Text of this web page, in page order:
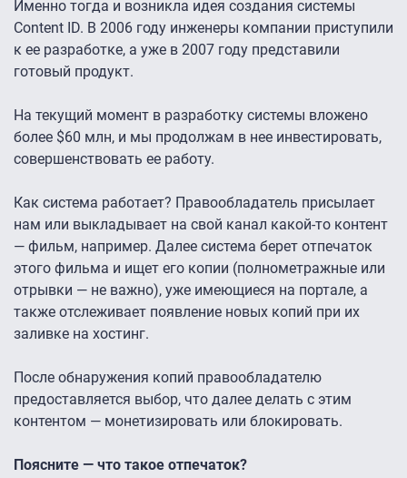
Именно тогда и возникла идея создания системы
Content ID. В 2006 году инженеры компании приступили
к ее разработке, а уже в 2007 году представили
готовый продукт.
На текущий момент в разработку системы вложено
более $60 млн, и мы продолжам в нее инвестировать,
совершенствовать ее работу.
Как система работает? Правообладатель присылает
нам или выкладывает на свой канал какой-то контент
— фильм, например. Далее система берет отпечаток
этого фильма и ищет его копии (полнометражные или
отрывки — не важно), уже имеющиеся на портале, а
также отслеживает появление новых копий при их
заливке на хостинг.
После обнаружения копий правообладателю
предоставляется выбор, что далее делать с этим
контентом — монетизировать или блокировать.
Поясните — что такое отпечаток?